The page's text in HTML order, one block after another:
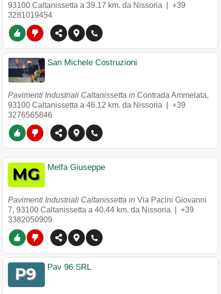
93100 Caltanissetta a 39.17 km. da Nissoria | +39
3281019454
San Michele Costruzioni
Pavimenti Industriali Caltanissetta in Contrada Ammelata,
93100 Caltanissetta a 46.12 km. da Nissoria | +39
3276565846
Melfa Giuseppe
Pavimenti Industriali Caltanissetta in Via Pacini Giovanni
7, 93100 Caltanissetta a 40.44 km. da Nissoria | +39
3382050909
Pav 96 SRL